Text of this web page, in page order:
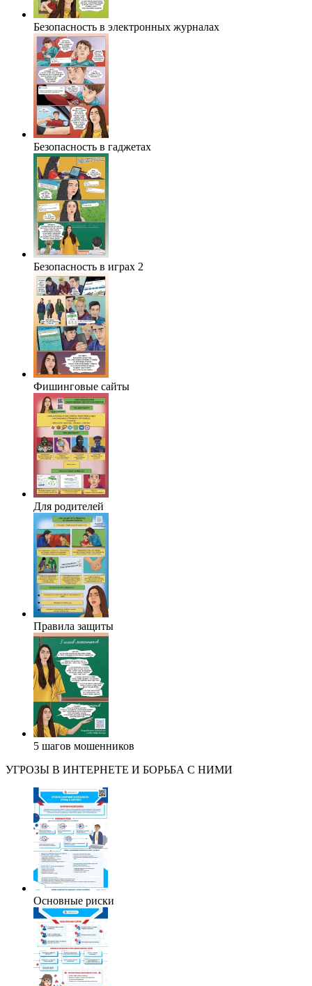
Безопасность в электронных журналах
Безопасность в гаджетах
Безопасность в играх 2
Фишинговые сайты
Для родителей
Правила защиты
5 шагов мошенников
УГРОЗЫ В ИНТЕРНЕТЕ И БОРЬБА С НИМИ
Основные риски